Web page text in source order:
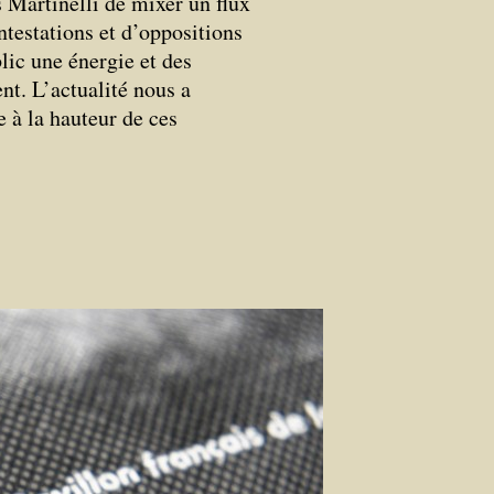
et d’oppositions
une énergie et des
L’actualité nous a
à la hauteur de ces